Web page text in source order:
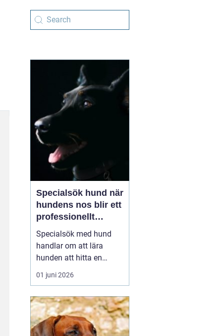
Specialsök hund när
hundens nos blir ett
professionellt
verktyg
Specialsök med hund
handlar om att lära
hunden att hitta en
specifik doft, till exempel
narkotika, vägglöss,
ämnen som människor
har svårt att upptäcka
själva. Genom
01 juni 2026